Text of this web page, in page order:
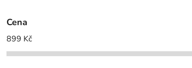
Cena
899 Kč